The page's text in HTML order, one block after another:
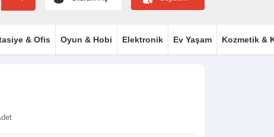
& Ofis Oyun & Hobi Elektronik Ev Yaşam Kozmetik &